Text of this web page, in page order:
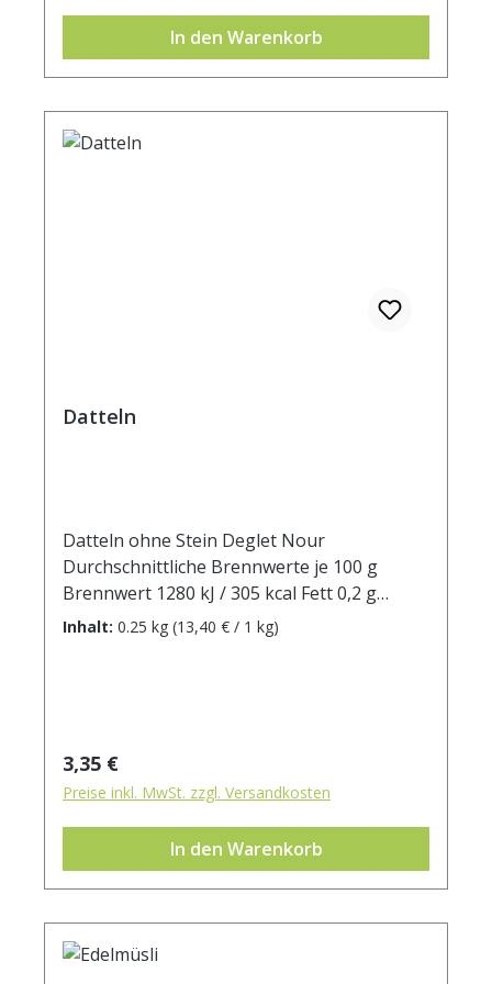
je 100 g Brennwert 1302 kJ / 310 kcal Fett 0,5
Kohlenhydrate 83,2 g davon: - Zucker 65 g
In den Warenkorb
Datteln
Datteln ohne Stein Deglet Nour
Durchschnittliche Brennwerte je 100 g
Brennwert 1280 kJ / 305 kcal Fett 0,2 g
davon: - gesättigte Fettsäuren 0,14 g
Kohlenhydrate 73 g davon: - Zucker 33 g
Inhalt: 0.25 kg (13,40 € / 1 kg)
Regulärer Preis:
3,35 €
Preise inkl. MwSt. zzgl. Versandkosten
In den Warenkorb